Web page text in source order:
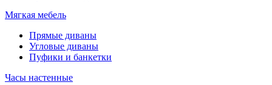
Мягкая мебель
Прямые диваны
Угловые диваны
Пуфики и банкетки
Часы настенные